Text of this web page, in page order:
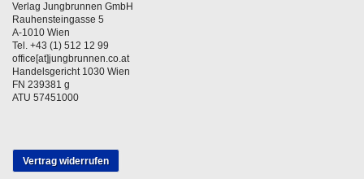
Verlag Jungbrunnen GmbH
Rauhensteingasse 5
A-1010 Wien
Tel. +43 (1) 512 12 99
office[at]jungbrunnen.co.at
Handelsgericht 1030 Wien
FN 239381 g
ATU 57451000
Vertrag widerrufen